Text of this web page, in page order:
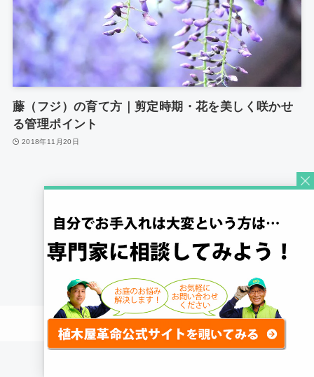
藤（フジ）の育て方｜剪定時期・花を美しく咲かせ
る管理ポイント
2018年11月20日
1